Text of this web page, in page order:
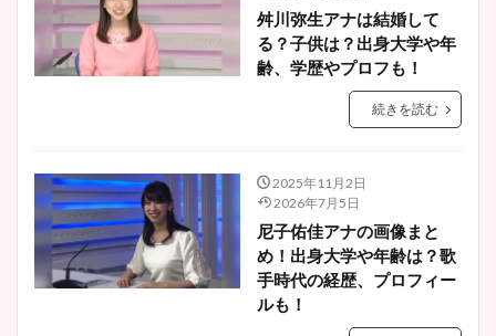
舛川弥生アナは結婚して
る？子供は？出身大学や年
齢、学歴やプロフも！
続きを読む
2025年11月2日
2026年7月5日
尼子佑佳アナの画像まと
め！出身大学や年齢は？歌
手時代の経歴、プロフィー
ルも！